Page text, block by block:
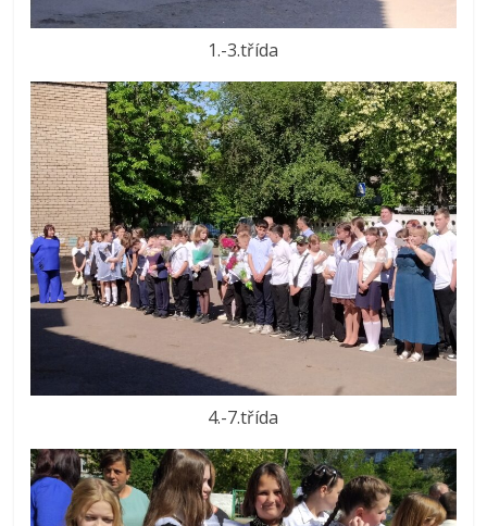
1.-3.třída
4.-7.třída